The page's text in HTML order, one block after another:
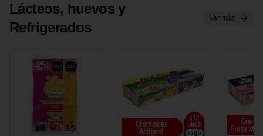
Lácteos, huevos y
Refrigerados
Ver más